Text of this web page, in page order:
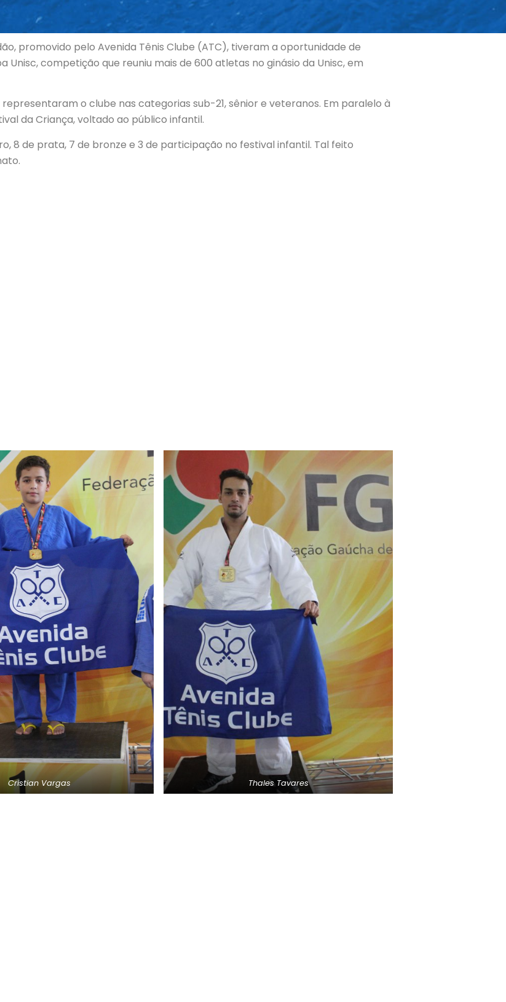
promovido pelo Avenida Tênis Clube (ATC), tiveram a oportunidade de
competição que reuniu mais de 600 atletas no ginásio da Unisc, em
o clube nas categorias sub-21, sênior e veteranos. Em paralelo à
da Criança, voltado ao público infantil.
8 de prata, 7 de bronze e 3 de participação no festival infantil. Tal feito
Cristian Vargas Thales Tavares